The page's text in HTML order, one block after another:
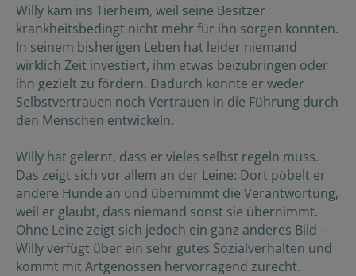
Willy kam ins Tierheim, weil seine Besitzer
krankheitsbedingt nicht mehr für ihn sorgen konnten.
In seinem bisherigen Leben hat leider niemand
wirklich Zeit investiert, ihm etwas beizubringen oder
ihn gezielt zu fördern. Dadurch konnte er weder
Selbstvertrauen noch Vertrauen in die Führung durch
den Menschen entwickeln.
Willy hat gelernt, dass er vieles selbst regeln muss.
Das zeigt sich vor allem an der Leine: Dort pöbelt er
andere Hunde an und übernimmt die Verantwortung,
weil er glaubt, dass niemand sonst sie übernimmt.
Ohne Leine zeigt sich jedoch ein ganz anderes Bild –
Willy verfügt über ein sehr gutes Sozialverhalten und
kommt mit Artgenossen hervorragend zurecht.